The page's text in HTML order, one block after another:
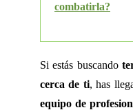
combatirla?
Si estás buscando
cerca de ti, has
equipo de